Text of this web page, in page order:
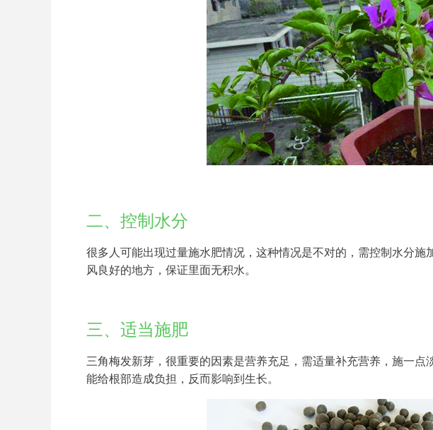
二、控制水分
很多人可能出现过量施水肥情况，这种情况是不对的，需控制水分施
风良好的地方，保证里面无积水。
三、适当施肥
三角梅发新芽，很重要的因素是营养充足，需适量补充营养，施一
能给根部造成负担，反而影响到生长。